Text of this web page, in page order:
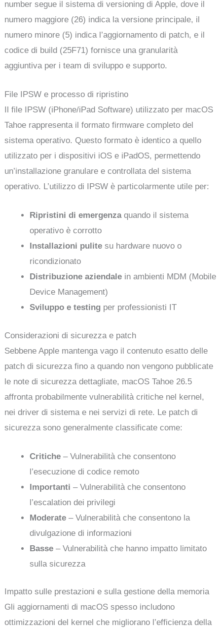
number segue il sistema di versioning di Apple, dove il
numero maggiore (26) indica la versione principale, il
numero minore (5) indica l’aggiornamento di patch, e il
codice di build (25F71) fornisce una granularità
aggiuntiva per i team di sviluppo e supporto.
File IPSW e processo di ripristino
Il file IPSW (iPhone/iPad Software) utilizzato per macOS
Tahoe rappresenta il formato firmware completo del
sistema operativo. Questo formato è identico a quello
utilizzato per i dispositivi iOS e iPadOS, permettendo
un’installazione granulare e controllata del sistema
operativo. L’utilizzo di IPSW è particolarmente utile per:
Ripristini di emergenzaquando il sistema
operativo è corrotto
Installazioni pulite su hardware nuovo o
ricondizionato
Distribuzione aziendale in ambienti MDM (Mobile
Device Management)
Sviluppo e testing per professionisti IT
Considerazioni di sicurezza e patch
Sebbene Apple mantenga vago il contenuto esatto delle
patch di sicurezza fino a quando non vengono pubblicate
le note di sicurezza dettagliate, macOS Tahoe 26.5
affronta probabilmente vulnerabilità critiche nel kernel,
nei driver di sistema e nei servizi di rete. Le patch di
sicurezza sono generalmente classificate come:
Critiche – Vulnerabilità che consentono
l’esecuzione di codice remoto
Importanti – Vulnerabilità che consentono
l’escalation dei privilegi
Moderate – Vulnerabilità che consentono la
divulgazione di informazioni
Basse – Vulnerabilità che hanno impatto limitato
sulla sicurezza
Impatto sulle prestazioni e sulla gestione della memoria
Gli aggiornamenti di macOS spesso includono
ottimizzazioni del kernel che migliorano l’efficienza della